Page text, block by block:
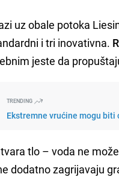
uz obale potoka
i tri inovativna.
jeste da
TRENDING
Ekstremne vrućine mogu
tlo – voda ne
dodatno zagrijavaju